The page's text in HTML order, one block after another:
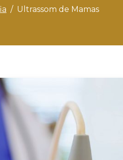
Ultrassom de Mamas